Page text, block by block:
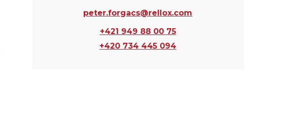
peter.forgacs@rellox.com
+421 949 88 00 75
+420 734 445 094